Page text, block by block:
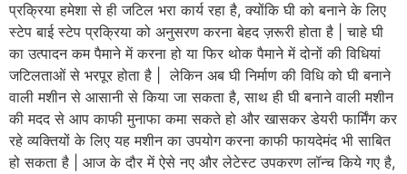
प्रक्रिया हमेशा से ही जटिल भरा कार्य रहा है, क्योंकि घी को बनाने के लिए
स्टेप बाई स्टेप प्रक्रिया को अनुसरण करना बेहद ज़रूरी होता है | चाहे घी
का उत्पादन कम पैमाने में करना हो या फिर थोक पैमाने में दोनों की विधियां
जटिलताओं से भरपूर होता है | लेकिन अब घी निर्माण की विधि को घी बनाने
वाली मशीन से आसानी से किया जा सकता है, साथ ही घी बनाने वाली मशीन
की मदद से आप काफी मुनाफा कमा सकते हो और खासकर डेयरी फार्मिंग कर
रहे व्यक्तियों के लिए यह मशीन का उपयोग करना काफी फायदेमंद भी साबित
हो सकता है | आज के दौर में ऐसे नए और लेटेस्ट उपकरण लॉन्च किये गए है,